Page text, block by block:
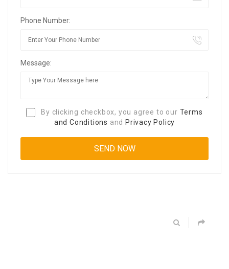
Phone Number:
Message:
By clicking checkbox, you agree to our Terms
and Conditions and Privacy Policy